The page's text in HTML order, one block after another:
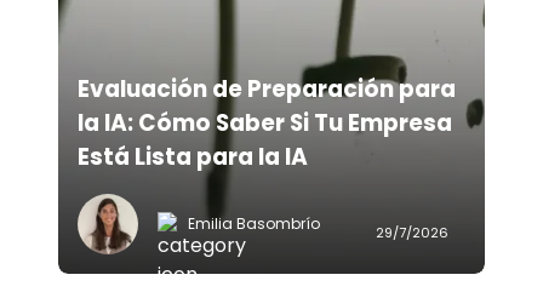
Evaluación de Preparación para
la IA: Cómo Saber Si Tu Empresa
Está Lista para la IA
Emilia Basombrío 29/7/2026